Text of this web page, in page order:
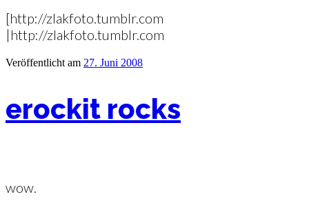
[http://zlakfoto.tumblr.com
|http://zlakfoto.tumblr.com
Veröffentlicht am 27. Juni 2008
erockit rocks
wow.